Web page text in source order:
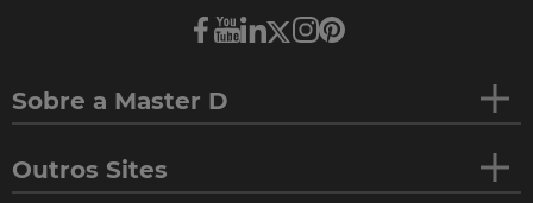
Sobre a Master D
Outros Sites